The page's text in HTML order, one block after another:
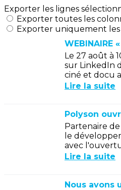
Exporter les lignes
Exporter toutes les
Exporter uniquement
Le 27 août à
sur LinkedIn
ciné et docu
A20-Nexus)
Lire la suite
Partenaire
le
avec
studio dédié
Lire la suite
Nous avons